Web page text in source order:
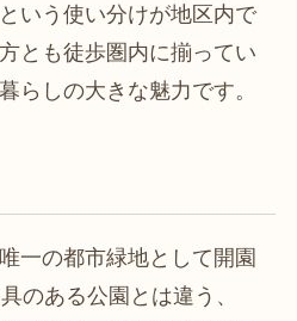
いう使い分けが地区内で
とも徒歩圏内に揃ってい
らしの大きな魅力です。
一の都市緑地として開園
のある公園とは違う、